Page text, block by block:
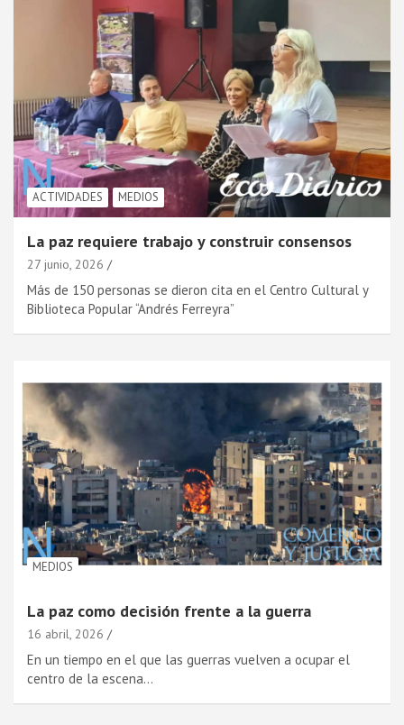
ACTIVIDADES MEDIOS
La paz requiere trabajo y construir consensos
27 junio, 2026
Más de 150 personas se dieron cita en el Centro Cultural y
Biblioteca Popular “Andrés Ferreyra”
MEDIOS
La paz como decisión frente a la guerra
16 abril, 2026
En un tiempo en el que las guerras vuelven a ocupar el
centro de la escena…